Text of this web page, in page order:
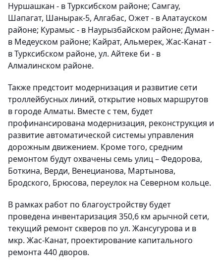
Нуршашкан - в Турксибском районе; Самгау,
Шапагат, Шанырак-5, Алгабас, Ожет - в Алатауском
районе; Курамыс - в Наурызбайском районе; Думан -
в Медеуском районе; Кайрат, Альмерек, Жас-Канат -
в Турксибском районе, ул. Айтеке би - в
Алмалинском районе.
Также предстоит модернизация и развитие сети
троллейбусных линий, открытие новых маршрутов
в городе Алматы. Вместе с тем, будет
профинансирована модернизация, реконструкция и
развитие автоматической системы управления
дорожным движением. Кроме того, средним
ремонтом будут охвачены семь улиц – Федорова,
Боткина, Верди, Венецианова, Мартынова,
Бродского, Брюсова, переулок на Северном кольце.
В рамках работ по благоустройству будет
проведена инвентаризация 350,6 км арычной сети,
текущий ремонт скверов по ул. Жансугурова и в
мкр. Жас-Канат, проектирование капитального
ремонта 440 дворов.